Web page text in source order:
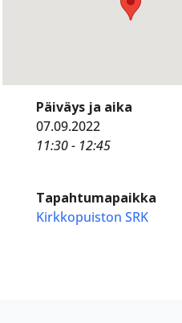
Päiväys ja aika
07.09.2022
11:30 - 12:45
Tapahtumapaikka
Kirkkopuiston SRK